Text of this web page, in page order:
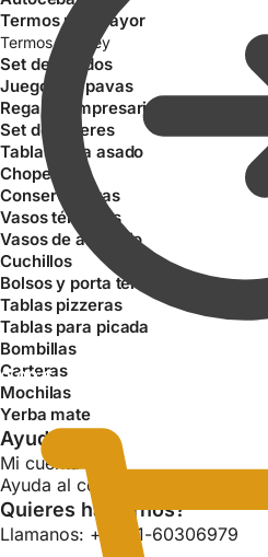
0.00$
Termos por mayor
Termos Stanley
Set de Asados
Juegos de pavas
Regalos empresariales
Set de Tereres
Tablas para asado
Choperas
Conservadoras
Vasos térmicos
Vasos de aluminio
Cuchillos
Bolsos y porta termos
Tablas pizzeras
Tablas para picada
Bombillas
Carteras
Mochilas
Yerba mate
Ayuda
Mi cuenta
Ayuda al consumidor
Quieres hablarnos?
Llamanos: +54 11-60306979